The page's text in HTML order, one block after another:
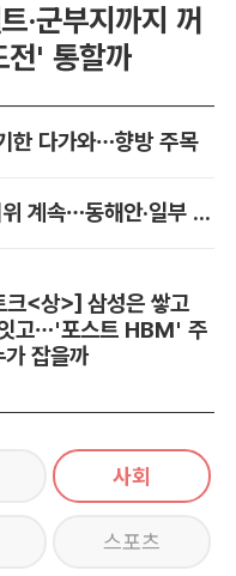
·군부지까지 꺼
' 통할까
한 다가와…향방 주목
[오늘의 날씨] 전국 낮 35도 무더위 계속…동해안·일부 지역 비
크<상>] 삼성은 쌓고
고…'포스트 HBM' 주
가 잡을까
사회
스포츠